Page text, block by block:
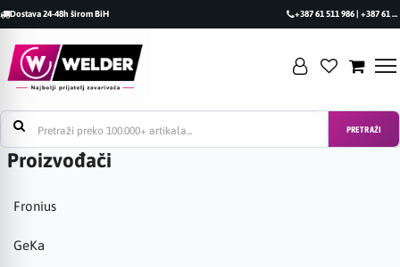
Dostava 24-48h širom BiH +387 61 511 986 | +387 61 493 470
PRETRAŽI
Proizvođači
Fronius
GeKa